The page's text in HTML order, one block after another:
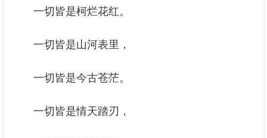
一切皆是柯烂花红。
一切皆是山河表里，
一切皆是今古苍茫。
一切皆是情天踏刃，